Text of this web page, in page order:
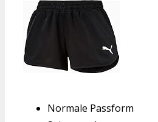
Normale Passform